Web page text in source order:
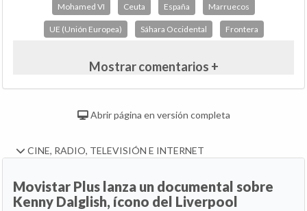
Mohamed VI Ceuta España Marruecos
UE (Unión Europea) Sáhara Occidental Frontera
Mostrar comentarios +
Abrir página en versión completa
CINE, RADIO, TELEVISIÓN E INTERNET
Movistar Plus lanza un documental sobre
Kenny Dalglish, ícono del Liverpool